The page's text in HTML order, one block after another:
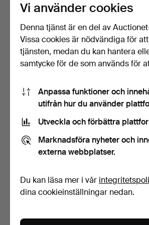
FOTOGRAFEN ESKO
MÄNNI…
Klubbades 12 maj 2026
6 bud
85 USD
JO…
1 bud
32 USD
WEB…
Klubbades 12 maj 2026
10 bud
18 bud
Vi använder cookies
Denna tjänst är en del av
Vissa cookies är nödvändiga för
tjänsten, medan du kan hantera
samtycke för de som används för
Anpassa funktioner och
utifrån hur du använder
Utveckla och förbättra
Marknadsföra nyheter och
externa webbplatser.
Du kan läsa mer i vår
dina cookieinställningar nedan.